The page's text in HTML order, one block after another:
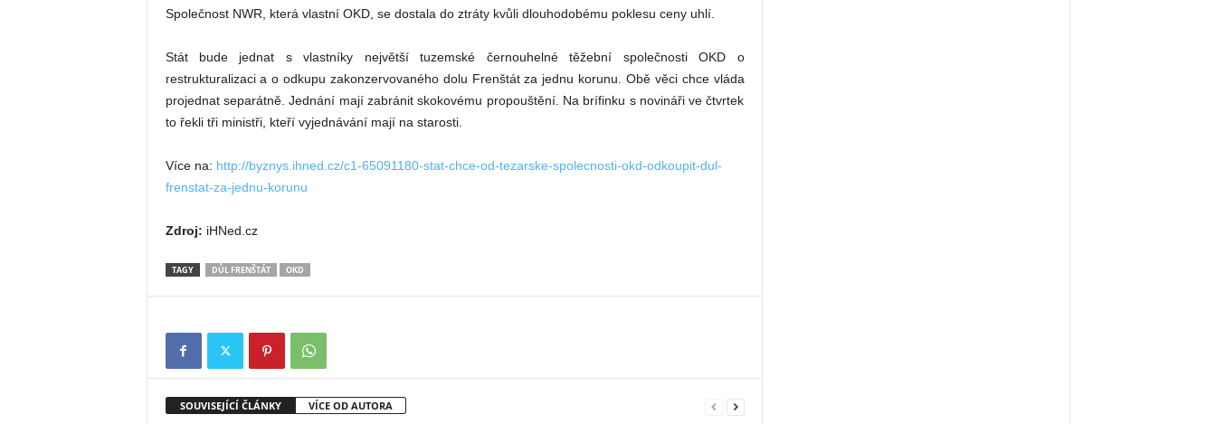
Společnost NWR, která vlastní OKD, se dostala do ztráty kvůli dlouhodobému poklesu ceny uhlí.
Stát bude jednat s vlastníky největší tuzemské černouhelné těžební společnosti OKD o
restrukturalizaci a o odkupu zakonzervovaného dolu Frenštát za jednu korunu. Obě věci chce vláda
projednat separátně. Jednání mají zabránit skokovému propouštění. Na brífinku s novináři ve čtvrtek
to řekli tři ministři, kteří vyjednávání mají na starosti.
Více na: http://byznys.ihned.cz/c1-65091180-stat-chce-od-tezarske-spolecnosti-okd-odkoupit-dul-
frenstat-za-jednu-korunu
Zdroj: iHNed.cz
TAGY DŮL FRENŠTÁT OKD
SOUVISEJÍCÍ ČLÁNKY VÍCE OD AUTORA